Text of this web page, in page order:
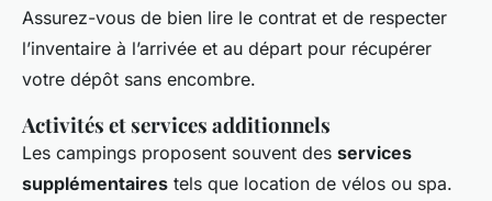
Assurez-vous de bien lire le contrat et de respecter
l’inventaire à l’arrivée et au départ pour récupérer
votre dépôt sans encombre.
Activités et services additionnels
Les campings proposent souvent des services
supplémentaires tels que location de vélos ou spa.